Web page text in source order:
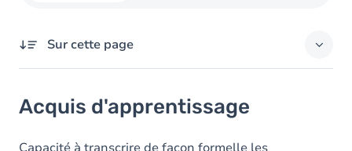
Sur cette page
Objectifs
Contenu
Acquis d'apprentissage